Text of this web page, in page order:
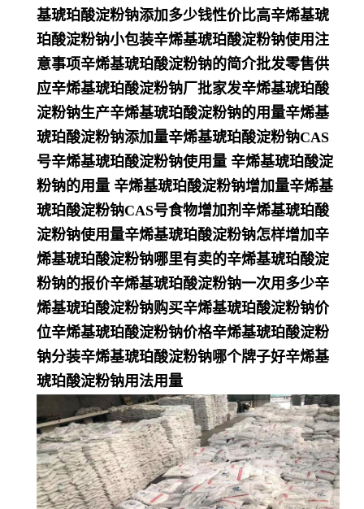
基琥珀酸淀粉钠添加多少钱性价比高辛烯基琥
珀酸淀粉钠小包装辛烯基琥珀酸淀粉钠使用注
意事项辛烯基琥珀酸淀粉钠的简介批发零售供
应辛烯基琥珀酸淀粉钠厂批家发辛烯基琥珀酸
淀粉钠生产辛烯基琥珀酸淀粉钠的用量辛烯基
琥珀酸淀粉钠添加量辛烯基琥珀酸淀粉钠CAS
号辛烯基琥珀酸淀粉钠使用量 辛烯基琥珀酸淀
粉钠的用量 辛烯基琥珀酸淀粉钠增加量辛烯基
琥珀酸淀粉钠CAS号食物增加剂辛烯基琥珀酸
淀粉钠使用量辛烯基琥珀酸淀粉钠怎样增加辛
烯基琥珀酸淀粉钠哪里有卖的辛烯基琥珀酸淀
粉钠的报价辛烯基琥珀酸淀粉钠一次用多少辛
烯基琥珀酸淀粉钠购买辛烯基琥珀酸淀粉钠价
位辛烯基琥珀酸淀粉钠价格辛烯基琥珀酸淀粉
钠分装辛烯基琥珀酸淀粉钠哪个牌子好辛烯基
琥珀酸淀粉钠用法用量